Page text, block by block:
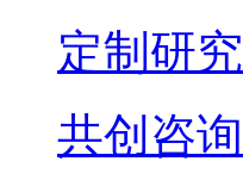
定制研究
共创咨询